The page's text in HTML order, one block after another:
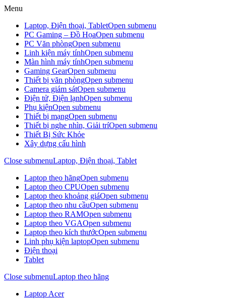
Menu
Laptop, Điện thoại, TabletOpen submenu
PC Gaming – Đồ HọaOpen submenu
PC Văn phòngOpen submenu
Linh kiện máy tínhOpen submenu
Màn hình máy tínhOpen submenu
Gaming GearOpen submenu
Thiết bị văn phòngOpen submenu
Camera giám sátOpen submenu
Điện tử, Điện lạnhOpen submenu
Phụ kiệnOpen submenu
Thiết bị mạngOpen submenu
Thiết bị nghe nhìn, Giải tríOpen submenu
Thiết Bị Sức Khỏe
Xây dựng cấu hình
Close submenuLaptop, Điện thoại, Tablet
Laptop theo hãngOpen submenu
Laptop theo CPUOpen submenu
Laptop theo khoảng giáOpen submenu
Laptop theo nhu cầuOpen submenu
Laptop theo RAMOpen submenu
Laptop theo VGAOpen submenu
Laptop theo kích thướcOpen submenu
Linh phụ kiện laptopOpen submenu
Điện thoại
Tablet
Close submenuLaptop theo hãng
Laptop Acer